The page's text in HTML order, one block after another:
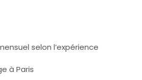
selon l’expérience
à Paris